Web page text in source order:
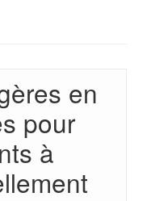
en
pour
à